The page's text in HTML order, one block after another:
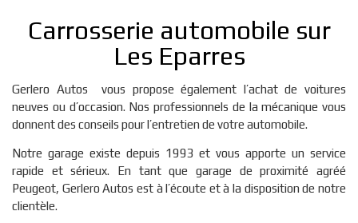
Carrosserie automobile sur
Les Eparres
Gerlero Autos vous propose également l’achat de voitures
neuves ou d’occasion. Nos professionnels de la mécanique vous
donnent des conseils pour l’entretien de votre automobile.
Notre garage existe depuis 1993 et vous apporte un service
rapide et sérieux. En tant que garage de proximité agréé
Peugeot, Gerlero Autos est à l’écoute et à la disposition de notre
clientèle.